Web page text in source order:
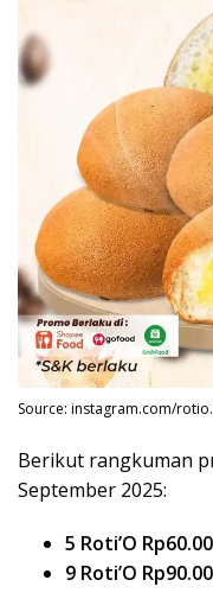
Source: instagram.com/
Berikut rangkuman
September 2025:
5 Roti’O
9 Roti’O